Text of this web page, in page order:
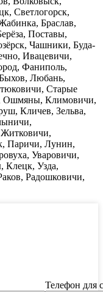
Светлогорск,
Браслав,
Поставы,
Чашники, Буда-
Ивацевичи,
Фаниполь,
Любань,
Старые
Ошмяны, Климовичи,
Кличев, Зельва,
Паричи, Лунин,
Уваровичи,
Клецк, Узда,
Радошковичи,
Телефон для